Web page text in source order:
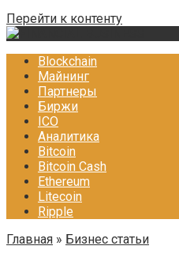
Перейти к контенту
Blockchain
Майнинг
Партнеры
Биржи
ICO
Аналитика
Bitcoin
Bitcoin Cash
Ethereum
Litecoin
Ripple
Главная » Бизнес статьи